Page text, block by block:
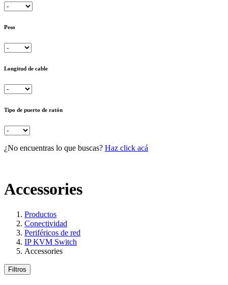
Peso
Longitud de cable
Tipo de puerto de ratón
¿No encuentras lo que buscas? Haz click acá
Accessories
Productos
Conectividad
Periféricos de red
IP KVM Switch
Accessories
Filtros